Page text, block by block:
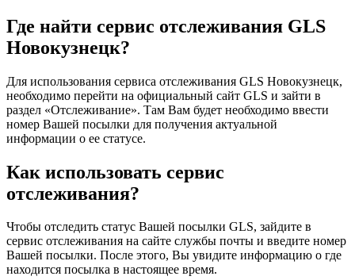
Где найти сервис отслеживания GLS
Новокузнецк?
Для использования сервиса отслеживания GLS Новокузнецк,
необходимо перейти на официальный сайт GLS и зайти в
раздел «Отслеживание». Там Вам будет необходимо ввести
номер Вашей посылки для получения актуальной
информации о ее статусе.
Как использовать сервис
отслеживания?
Чтобы отследить статус Вашей посылки GLS, зайдите в
сервис отслеживания на сайте службы почты и введите номер
Вашей посылки. После этого, Вы увидите информацию о где
находится посылка в настоящее время.